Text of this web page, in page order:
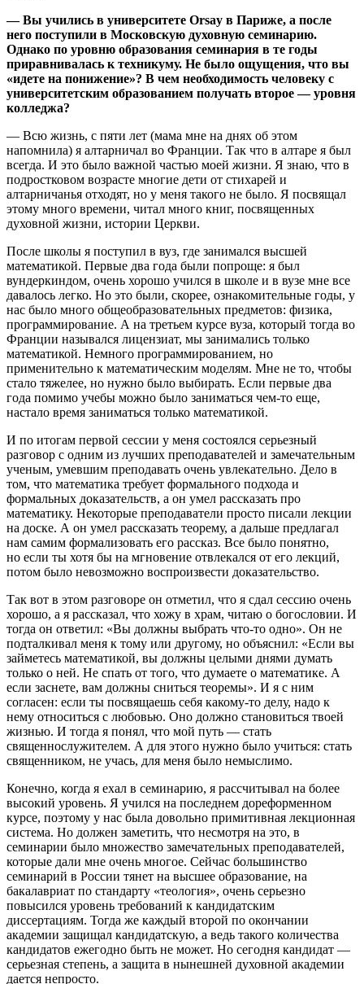
— Вы учились в университете Orsay в Париже, а после
него поступили в Московскую духовную семинарию.
Однако по уровню образования семинария в те годы
приравнивалась к техникуму. Не было ощущения, что вы
«идете на понижение»? В чем необходимость человеку с
университетским образованием получать второе — уровня
колледжа?
— Всю жизнь, с пяти лет (мама мне на днях об этом
напомнила) я алтарничал во Франции. Так что в алтаре я был
всегда. И это было важной частью моей жизни. Я знаю, что в
подростковом возрасте многие дети от стихарей и
алтарничанья отходят, но у меня такого не было. Я посвящал
этому много времени, читал много книг, посвященных
духовной жизни, истории Церкви.
После школы я поступил в вуз, где занимался высшей
математикой. Первые два года были попроще: я был
вундеркиндом, очень хорошо учился в школе и в вузе мне все
давалось легко. Но это были, скорее, ознакомительные годы, у
нас было много общеобразовательных предметов: физика,
программирование. А на третьем курсе вуза, который тогда во
Франции назывался лицензиат, мы занимались только
математикой. Немного программированием, но
применительно к математическим моделям. Мне не то, чтобы
стало тяжелее, но нужно было выбирать. Если первые два
года помимо учебы можно было заниматься чем-то еще,
настало время заниматься только математикой.
И по итогам первой сессии у меня состоялся серьезный
разговор с одним из лучших преподавателей и замечательным
ученым, умевшим преподавать очень увлекательно. Дело в
том, что математика требует формального подхода и
формальных доказательств, а он умел рассказать про
математику. Некоторые преподаватели просто писали лекции
на доске. А он умел рассказать теорему, а дальше предлагал
нам самим формализовать его рассказ. Все было понятно,
но если ты хотя бы на мгновение отвлекался от его лекций,
потом было невозможно воспроизвести доказательство.
Так вот в этом разговоре он отметил, что я сдал сессию очень
хорошо, а я рассказал, что хожу в храм, читаю о богословии. И
тогда он ответил: «Вы должны выбрать что-то одно». Он не
подталкивал меня к тому или другому, но объяснил: «Если вы
займетесь математикой, вы должны целыми днями думать
только о ней. Не спать от того, что думаете о математике. А
если заснете, вам должны сниться теоремы». И я с ним
согласен: если ты посвящаешь себя какому-то делу, надо к
нему относиться с любовью. Оно должно становиться твоей
жизнью. И тогда я понял, что мой путь — стать
священнослужителем. А для этого нужно было учиться: стать
священником, не учась, для меня было немыслимо.
Конечно, когда я ехал в семинарию, я рассчитывал на более
высокий уровень. Я учился на последнем дореформенном
курсе, поэтому у нас была довольно примитивная лекционная
система. Но должен заметить, что несмотря на это, в
семинарии было множество замечательных преподавателей,
которые дали мне очень многое. Сейчас большинство
семинарий в России тянет на высшее образование, на
бакалавриат по стандарту «теология», очень серьезно
повысился уровень требований к кандидатским
диссертациям. Тогда же каждый второй по окончании
академии защищал кандидатскую, а ведь такого количества
кандидатов ежегодно быть не может. Но сегодня кандидат —
серьезная степень, а защита в нынешней духовной академии
дается непросто.